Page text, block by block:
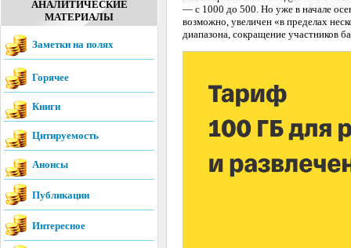
АНАЛИТИЧЕСКИЕ
МАТЕРИАЛЫ
Заметки на полях
Горячее
Книги
Цитируемость
Анонсы
Публикации
Интересное
— с 1000 до 500. Но уже в начале
возможно, увеличен «в пределах
диапазона, сокращение участников